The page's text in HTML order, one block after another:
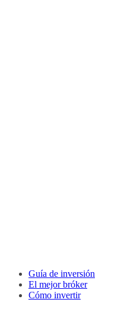
Guía de inversión
El mejor bróker
Cómo invertir